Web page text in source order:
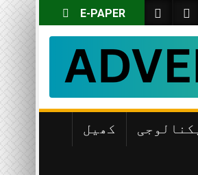
E-PAPER
کھیل